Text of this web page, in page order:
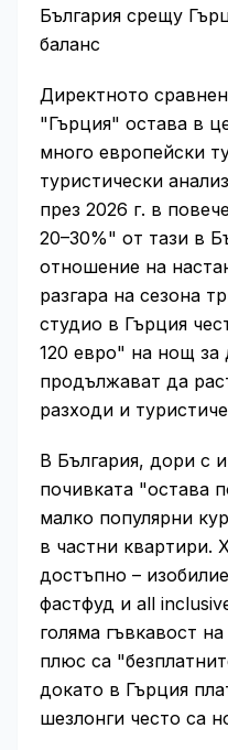
България срещу
баланс
Директното
"Гърция" остава в
много европейски
туристически
през 2026 г. в
20–30%" от тази в
отношение на
разгара на сезона
студио в Гърция
120 евро" на нощ за
продължават да
разходи и
В България, дори с
почивката "остава
малко популярни
в частни квартири.
достъпно –
фастфуд и all
голяма гъвкавост
плюс са
докато в Гърция
шезлонги често са